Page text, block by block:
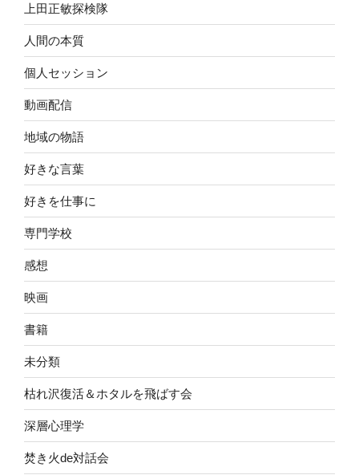
上田正敏探検隊
人間の本質
個人セッション
動画配信
地域の物語
好きな言葉
好きを仕事に
専門学校
感想
映画
書籍
未分類
枯れ沢復活＆ホタルを飛ばす会
深層心理学
焚き火de対話会